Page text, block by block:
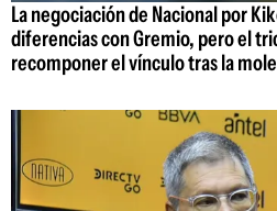
La negociación de Nacional por
diferencias con Gremio, pero el
recomponer el vínculo tras la